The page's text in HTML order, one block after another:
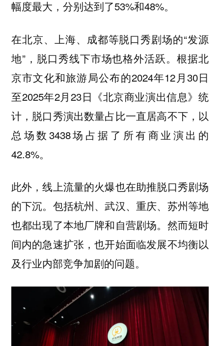
幅度最大，分别达到了53%和48%。
在北京、上海、成都等脱口秀剧场的“发源
地”，脱口秀线下市场也格外活跃。根据北
京市文化和旅游局公布的2024年12月30日
至2025年2月23日《北京商业演出信息》统
计，脱口秀演出数量占比一直居高不下，以
总场数3438场占据了所有商业演出的
42.8%。
此外，线上流量的火爆也在助推脱口秀剧场
的下沉。包括杭州、武汉、重庆、苏州等地
也都出现了本地厂牌和自营剧场。然而短时
间内的急速扩张，也开始面临发展不均衡以
及行业内部竞争加剧的问题。